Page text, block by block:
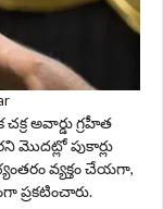
అవార్డు గ్రహీత
మొదట్లో పుకార్లు
వ్యక్తం చేయగా,
ప్రకటించారు.